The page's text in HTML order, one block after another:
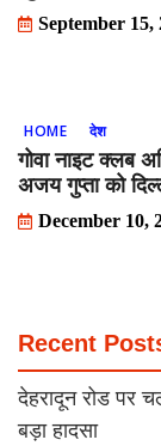
September 15,
HOME देश
गोवा नाइट क्लब
अजय गुप्ता को
December 10,
Recent
देहरादून रोड पर
बड़ा हादसा